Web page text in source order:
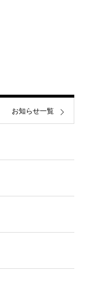
お知らせ一覧